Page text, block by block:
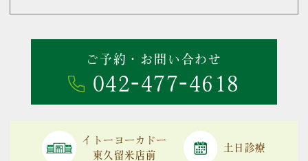
ご予約・お問い合わせ
042-477-4618
イトーヨーカドー
東久留米店前
土日診療